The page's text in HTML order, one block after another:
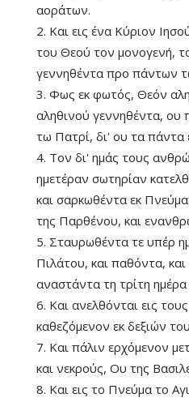
αοράτων.
2. Και εις ένα Κύριον
του Θεού τον μονογενή,
γεννηθέντα προ πάντων
3. Φως εκ φωτός, Θεόν
αληθινού γεννηθέντα, ου
τω Πατρί, δι' ου τα πάντα
4. Τον δι' ημάς τους
ημετέραν σωτηρίαν
και σαρκωθέντα εκ
της Παρθένου, και
5. Σταυρωθέντα τε υπέρ
Πιλάτου, και παθόντα,
αναστάντα τη τρίτη
6. Και ανελθόνται εις
καθεζόμενον εκ δεξιών
7. Και πάλιν ερχόμενον
και νεκρούς, Ου της
8. Και εις το Πνεύμα το